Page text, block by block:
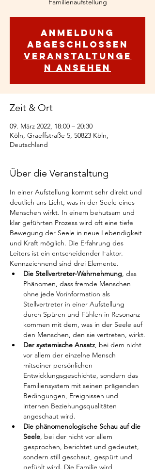
Familienaufstellung
Anmeldung
abgeschlossen
Veranstaltunge
n ansehen
Zeit & Ort
09. März 2022, 18:00 – 20:30
Köln, Graeffstraße 5, 50823 Köln,
Deutschland
Über die Veranstaltung
In einer Aufstellung kommt sehr direkt und
deutlich ans Licht, was in der Seele eines
Menschen wirkt. In einem behutsam und
klar geführten Prozess wird oft eine tiefe
Bewegung der Seele in neue Lebendigkeit
und Kraft möglich. Die Erfahrung des
Leiters ist ein entscheidender Faktor.
Kennzeichnend sind drei Elemente.
Die Stellvertreter-Wahrnehmung, das
Phänomen, dass fremde Menschen
ohne jede Vorinformation als
Stellvertreter in einer Aufstellung
durch Spüren und Fühlen in Resonanz
kommen mit dem, was in der Seele auf
den Menschen, den sie vertreten, wirkt.
Der systemische Ansatz, bei dem nicht
vor allem der einzelne Mensch
mitseiner persönlichen
Entwicklungsgeschichte, sondern das
Familiensystem mit seinen prägenden
Bedingungen, Ereignissen und
internen Beziehungsqualitäten
angeschaut wird.
Die phänomenologische Schau auf die
Seele, bei der nicht vor allem
gesprochen, berichtet und gedeutet,
sondern still geschaut, gespürt und
gefühlt wird. Die Familie wird